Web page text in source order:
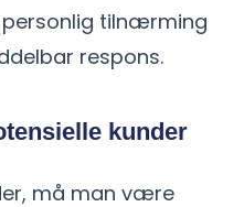
personlig tilnærming
respons.
kunder
må man være